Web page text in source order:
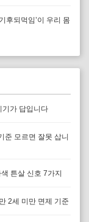
후되먹임’이 우리 몸
기가 답입니다
준 모르면 잘못 삽니
튼살 신호 7가지
2세 미만 면제 기준